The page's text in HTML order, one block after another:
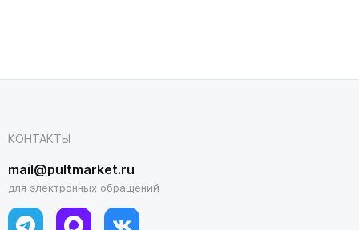
КОНТАКТЫ
mail@pultmarket.ru
для электронных обращений